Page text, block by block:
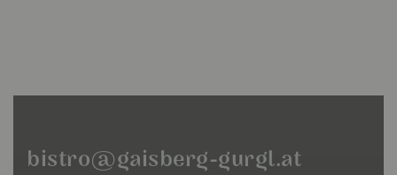
bistro@gaisberg-gurgl.at